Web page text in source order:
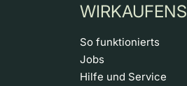
WIRKAUFENS
So funktionierts
Jobs
Hilfe und Service